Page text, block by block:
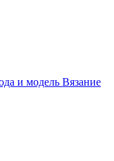
и модель Вязание